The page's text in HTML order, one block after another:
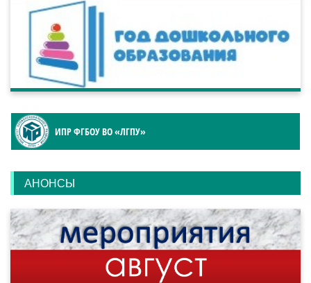
ИПР ФГБОУ ВО «ЛГПУ»
АНОНСЫ